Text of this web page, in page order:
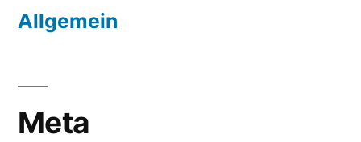
Allgemein
Meta